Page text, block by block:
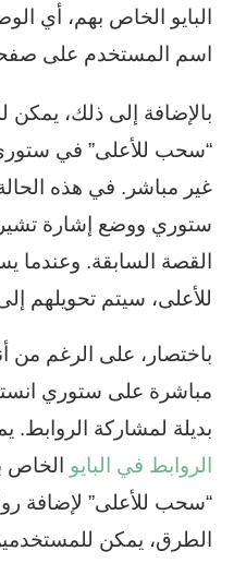
البايو الخاص بهم، أي
اسم المستخدم على
بالإضافة إلى ذلك،
“سحب للأعلى” في
غير مباشر. في هذه
ستوري ووضع إشارة
القصة السابقة. وعندما
للأعلى، سيتم تحويلهم
باختصار، على الرغم من
مباشرة على ستوري
بديلة لمشاركة
الروابط في البايو الخاص
“سحب للأعلى” لإضافة
الطرق، يمكن